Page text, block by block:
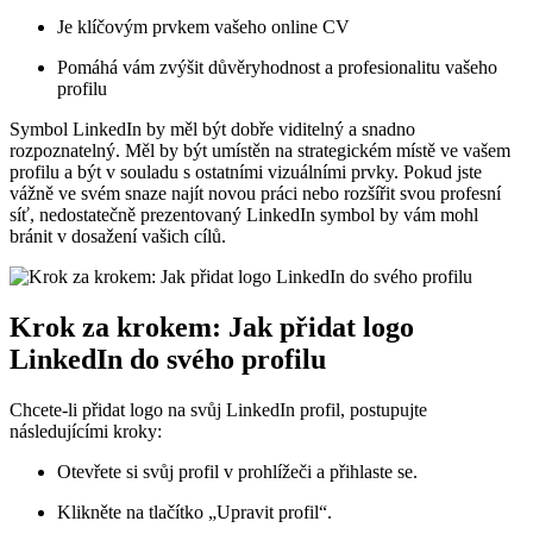
Je klíčovým prvkem vašeho online CV
Pomáhá vám zvýšit důvěryhodnost a profesionalitu vašeho
profilu
Symbol LinkedIn by měl být dobře viditelný a snadno
rozpoznatelný. Měl by být umístěn na strategickém místě ve vašem
profilu a být v souladu s ostatními vizuálními prvky. Pokud jste
vážně ve svém snaze najít novou práci nebo rozšířit svou profesní
síť, nedostatečně prezentovaný LinkedIn symbol by vám mohl
bránit v dosažení vašich cílů.
Krok za krokem: Jak přidat logo
LinkedIn do svého profilu
Chcete-li přidat logo na svůj LinkedIn profil, postupujte
následujícími kroky:
Otevřete si svůj profil v prohlížeči a přihlaste se.
Klikněte na tlačítko „Upravit profil“.